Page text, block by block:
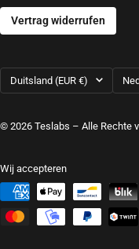
Vertrag widerrufen
Land/regio
Duitsland (EUR €) Taal
© 2026 Teslabs – Alle Rechte
Wij accepteren